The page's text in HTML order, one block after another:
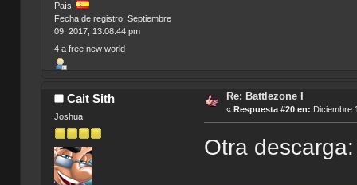
País:
Fecha de registro: Septiembre
09, 2017, 13:08:44 pm
4 a free new world
Cait Sith
Joshua
Re: Battlezone I
« Respuesta #20 en: Diciembre
Otra descarga: